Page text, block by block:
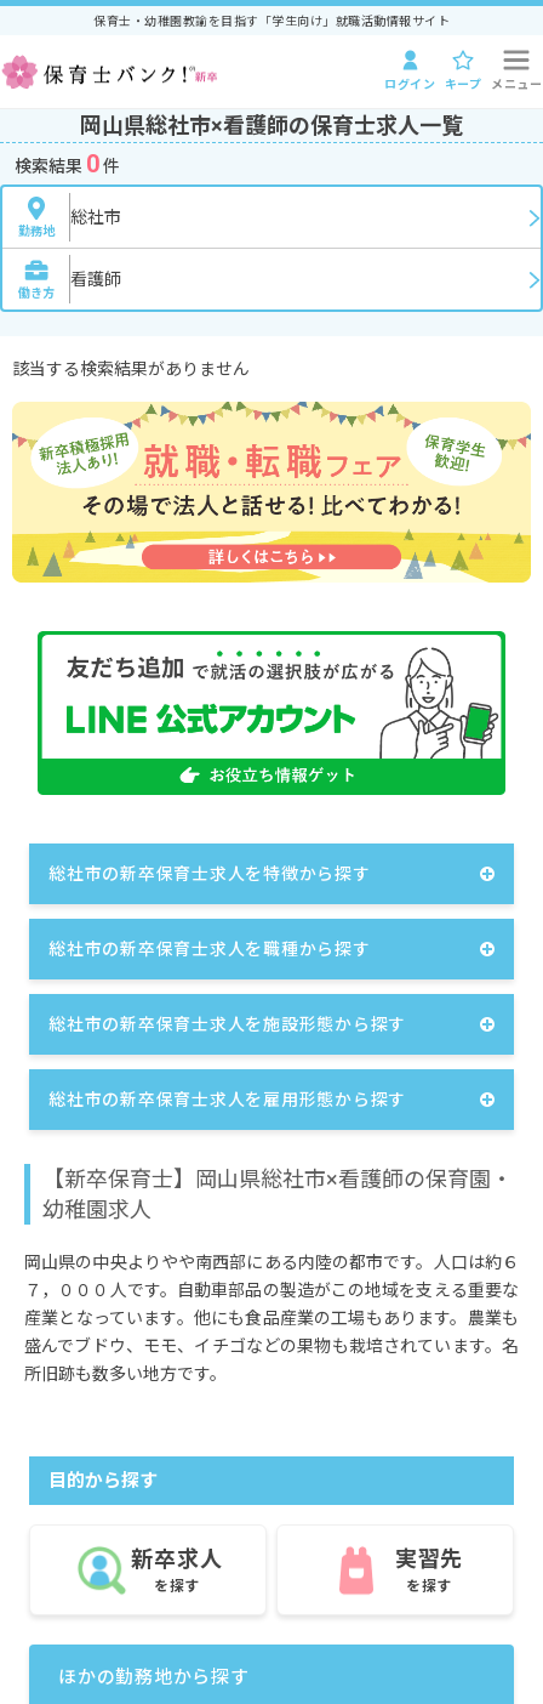
保育士・幼稚園教諭を目指す「学生向け」就職活動情報サイト
ログイン キープ メニュー
岡山県総社市×看護師の保育士求人一覧
検索結果 0件
勤務地
総社市
働き方
看護師
該当する検索結果がありません
総社市の新卒保育士求人を特徴から探す
総社市の新卒保育士求人を職種から探す
総社市の新卒保育士求人を施設形態から探す
総社市の新卒保育士求人を雇用形態から探す
【新卒保育士】岡山県総社市×看護師の保育園・
幼稚園求人
岡山県の中央よりやや南西部にある内陸の都市です。人口は約６
７，０００人です。自動車部品の製造がこの地域を支える重要な
産業となっています。他にも食品産業の工場もあります。農業も
盛んでブドウ、モモ、イチゴなどの果物も栽培されています。名
所旧跡も数多い地方です。
目的から探す
新卒求人
を探す
実習先
を探す
ほかの勤務地から探す